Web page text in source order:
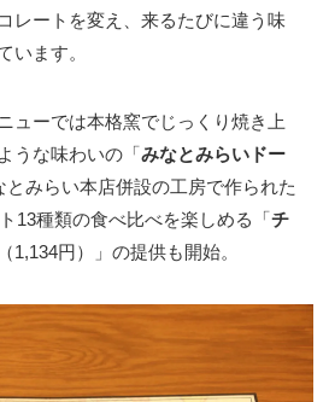
レートを変え、来るたびに違う味
います。
ューでは本格窯でじっくり焼き上
うな味わいの「みなとみらいドー
とみらい本店併設の工房で作られた
13種類の食べ比べを楽しめる「チ
（1,134円）」の提供も開始。